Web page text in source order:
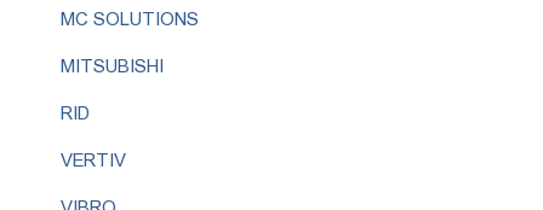
MC SOLUTIONS
MITSUBISHI
RID
VERTIV